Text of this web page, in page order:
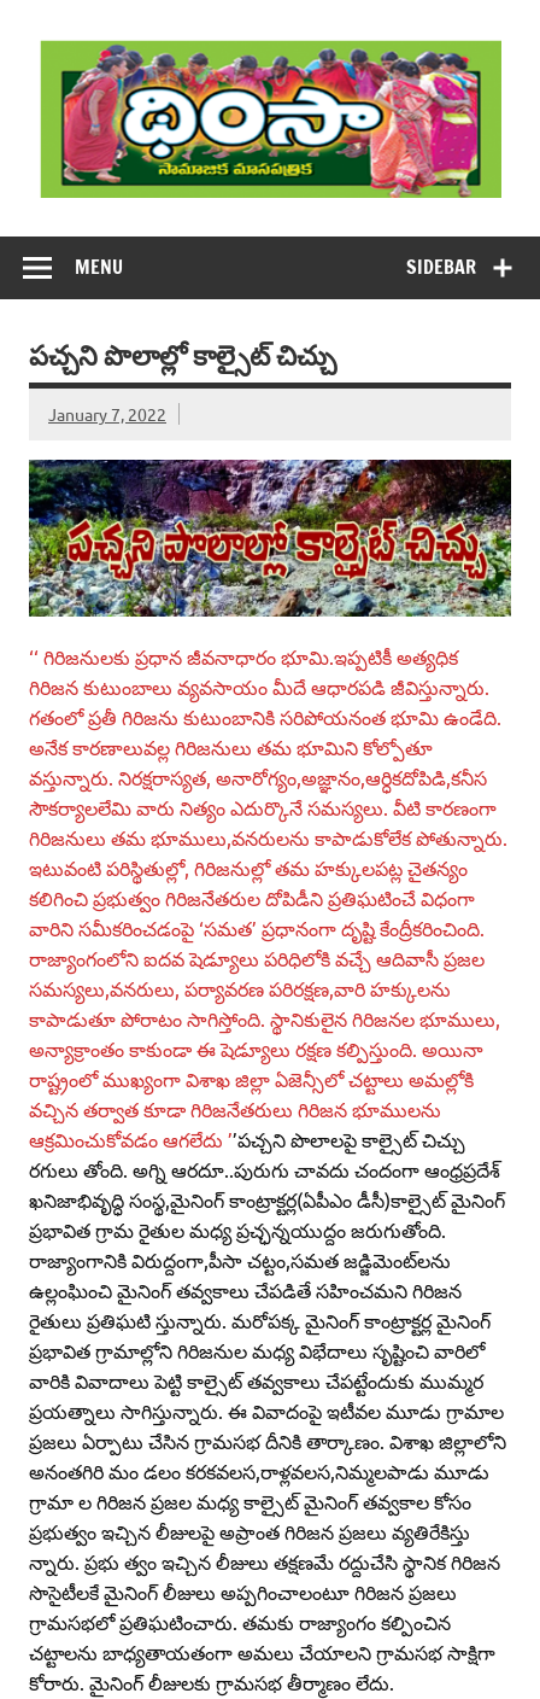
content
DHIMSA
SIDEBAR
MENU
ప‌చ్చ‌ని పొలాల్లో కాల్సైట్ చిచ్చు
January 7, 2022
‘‘ గిరిజనులకు ప్రధాన జీవనాధారం భూమి.ఇప్పటికీ అత్యధిక
గిరిజన కుటుంబాలు వ్యవసాయం మీదే ఆధారపడి జీవిస్తున్నారు.
గతంలో ప్రతీ గిరిజను కుటుంబానికి సరిపోయనంత భూమి ఉండేది.
అనేక కారణాలువల్ల గిరిజనులు తమ భూమిని కోల్పోతూ
వస్తున్నారు. నిరక్షరాస్యత, అనారోగ్యం,అజ్ఞానం,ఆర్ధికదోపిడి,కనీస
సౌకర్యాలలేమి వారు నిత్యం ఎదుర్కొనే సమస్యలు. వీటి కారణంగా
గిరిజనులు తమ భూములు,వనరులను కాపాడుకోలేక పోతున్నారు.
ఇటువంటి పరిస్థితుల్లో, గిరిజనుల్లో తమ హక్కులపట్ల చైతన్యం
కలిగించి ప్రభుత్వం గిరిజనేతరుల దోపిడీని ప్రతిఘటించే విధంగా
వారిని సమీకరించడంపై ‘సమత’ ప్రధానంగా దృష్టి కేంద్రీకరించింది.
రాజ్యాంగంలోని ఐదవ షెడ్యూలు పరిధిలోకి వచ్చే ఆదివాసీ ప్రజల
సమస్యలు,వనరులు, పర్యావరణ పరిరక్షణ,వారి హక్కులను
కాపాడుతూ పోరాటం సాగిస్తోంది. స్థానికులైన గిరిజనల భూములు,
అన్యాక్రాంతం కాకుండా ఈ షెడ్యూలు రక్షణ కల్పిస్తుంది. అయినా
రాష్ట్రంలో ముఖ్యంగా విశాఖ జిల్లా ఏజెన్సీలో చట్టాలు అమల్లోకి
వచ్చిన తర్వాత కూడా గిరిజనేతరులు గిరిజన భూములను
ఆక్రమించుకోవడం ఆగలేదు ’’పచ్చని పొలాలపై కాల్సైట్‌ చిచ్చు
రగులు తోంది. అగ్ని ఆరదూ..పురుగు చావదు చందంగా ఆంధ్రప్రదేశ్‌
ఖనిజాభివృద్ధి సంస్థ,మైనింగ్‌ కాంట్రాక్టర్ల(ఏపీఎం డీసీ)కాల్సైట్‌ మైనింగ్‌
ప్రభావిత గ్రామ రైతుల మధ్య ప్రచ్ఛన్నయుద్దం జరుగుతోంది.
రాజ్యాంగానికి విరుద్దంగా,పీసా చట్టం,సమత జడ్జిమెంట్‌లను
ఉల్లంఘించి మైనింగ్‌ తవ్వకాలు చేపడితే సహించమని గిరిజన
రైతులు ప్రతిఘటి స్తున్నారు. మరోపక్క మైనింగ్‌ కాంట్రాక్టర్ల మైనింగ్‌
ప్రభావిత గ్రామాల్లోని గిరిజనుల మధ్య విభేదాలు సృష్టించి వారిలో
వారికి వివాదాలు పెట్టి కాల్సైట్‌ తవ్వకాలు చేపట్టేందుకు ముమ్మర
ప్రయత్నాలు సాగిస్తున్నారు. ఈ వివాదంపై ఇటీవల మూడు గ్రామాల
ప్రజలు ఏర్పాటు చేసిన గ్రామసభ దీనికి తార్కాణం. విశాఖ జిల్లాలోని
అనంతగిరి మం డలం కరకవలస,రాళ్లవలస,నిమ్మలపాడు మూడు
గ్రామా ల గిరిజన ప్రజల మధ్య కాల్సైట్‌ మైనింగ్‌ తవ్వకాల కోసం
ప్రభుత్వం ఇచ్చిన లీజులపై అప్రాంత గిరిజన ప్రజలు వ్యతిరేకిస్తు
న్నారు. ప్రభు త్వం ఇచ్చిన లీజులు తక్షణమే రద్దుచేసి స్థానిక గిరిజన
సొసైటీలకే మైనింగ్‌ లీజులు అప్పగించాలంటూ గిరిజన ప్రజలు
గ్రామసభలో ప్రతిఘటించారు. తమకు రాజ్యాంగం కల్పించిన
చట్టాలను బాధ్యతాయతంగా అమలు చేయాలని గ్రామసభ సాక్షిగా
కోరారు. మైనింగ్‌ లీజులకు గ్రామసభ తీర్మాణం లేదు.